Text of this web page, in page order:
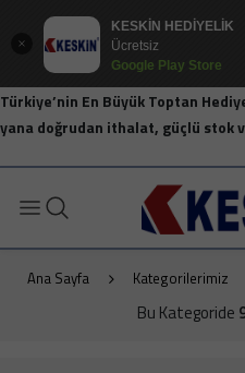
KESKİN HEDİYELİK
Ücretsiz
Google Play Store
Türkiye’nin En Büyük Toptan
yana doğrudan ithalat, güçlü stok
Ana Sayfa Kategorilerimiz
Bu Kategoride